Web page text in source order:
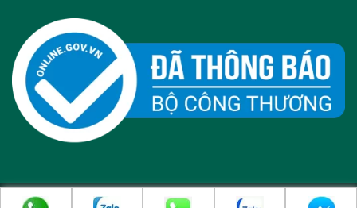
Copyright 2021 © Trang web này được sở hữu và quản lý bởi: